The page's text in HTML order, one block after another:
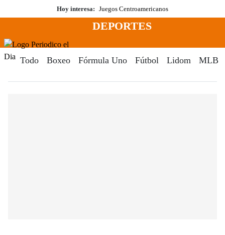
al
Hoy interesa: Juegos Centroamericanos
Menú
DEPORTES
Todo Boxeo Fórmula Uno Fútbol Lidom MLB